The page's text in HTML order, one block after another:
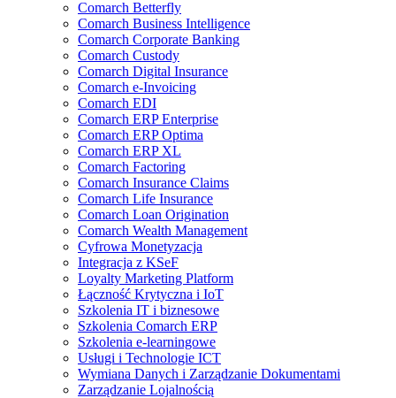
Comarch Betterfly
Comarch Business Intelligence
Comarch Corporate Banking
Comarch Custody
Comarch Digital Insurance
Comarch e-Invoicing
Comarch EDI
Comarch ERP Enterprise
Comarch ERP Optima
Comarch ERP XL
Comarch Factoring
Comarch Insurance Claims
Comarch Life Insurance
Comarch Loan Origination
Comarch Wealth Management
Cyfrowa Monetyzacja
Integracja z KSeF
Loyalty Marketing Platform
Łączność Krytyczna i IoT
Szkolenia IT i biznesowe
Szkolenia Comarch ERP
Szkolenia e-learningowe
Usługi i Technologie ICT
Wymiana Danych i Zarządzanie Dokumentami
Zarządzanie Lojalnością